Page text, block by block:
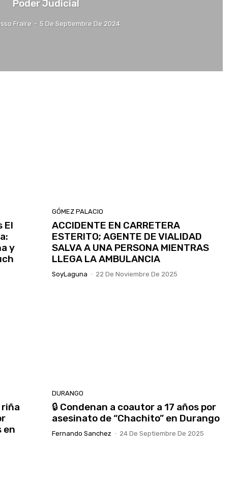
Poder Judicial
Fraire - 5 De Septiembre De 2024
El
y
GÓMEZ PALACIO
ACCIDENTE EN CARRETERA
ESTERITO; AGENTE DE VIALIDAD
SALVA A UNA PERSONA MIENTRAS
LLEGA LA AMBULANCIA
SoyLaguna - 22 De Noviembre De 2025
en
DURANGO
🔒 Condenan a coautor a 17 años por
asesinato de “Chachito” en Durango
Fernando Sanchez - 24 De Septiembre De 2025